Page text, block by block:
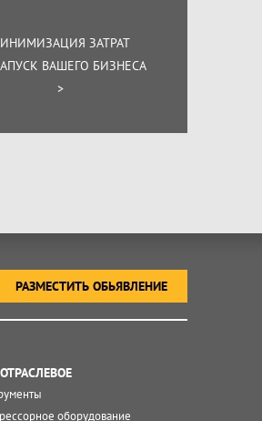
ЗАТРАТ
ВАШЕГО БИЗНЕСА
>
РАЗМЕСТИТЬ ОБЬЯВЛЕНИЕ
оборудование